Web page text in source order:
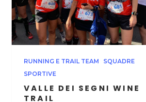
RUNNING E TRAIL TEAM
SQUADRE
SPORTIVE
VALLE DEI SEGNI WINE
TRAIL